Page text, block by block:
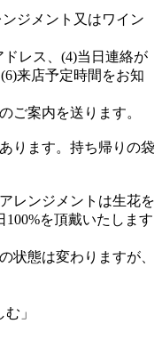
メント又はワイン
レス、(4)当日連絡が
来店予定時間をお知
案内を送ります。
ります。持ち帰りの袋
レンジメントは生花を
100%を頂戴いたします
りますが、
む」